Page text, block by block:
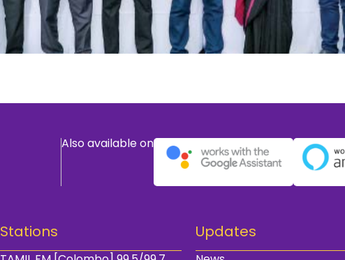
Also available on
Stations Updates